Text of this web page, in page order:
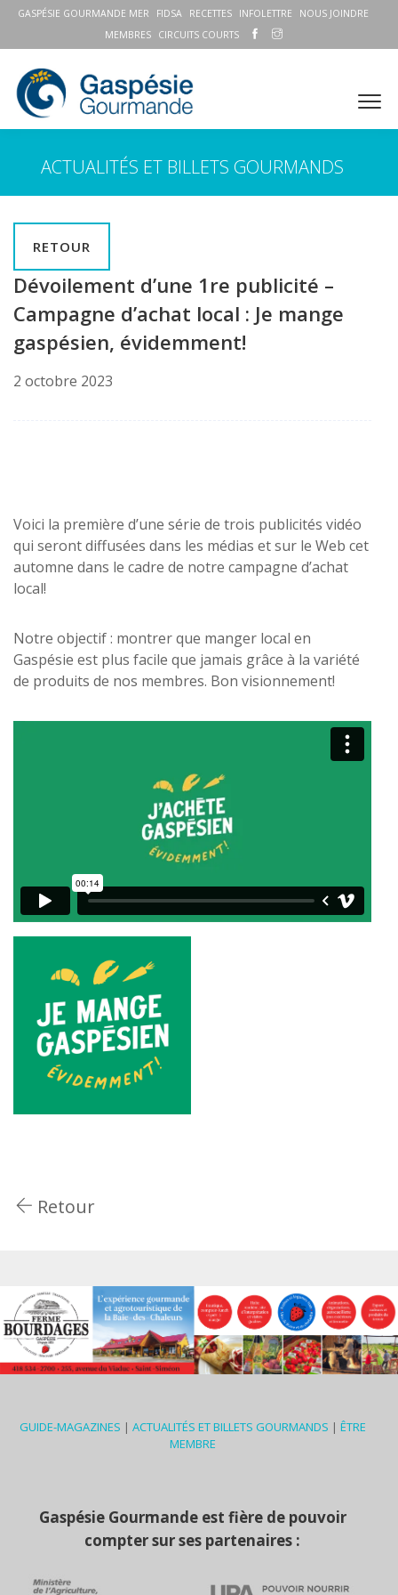
GASPÉSIE GOURMANDE MER FIDSA RECETTES INFOLETTRE
NOUS JOINDRE
MEMBRES
CIRCUITS COURTS
ACTUALITÉS ET BILLETS GOURMANDS
RETOUR
Dévoilement d’une 1re publicité –
Campagne d’achat local : Je mange
gaspésien, évidemment!
2 octobre 2023
Voici la première d’une série de trois publicités vidéo
qui seront diffusées dans les médias et sur le Web cet
automne dans le cadre de notre campagne d’achat
local!
Notre objectif : montrer que manger local en
Gaspésie est plus facile que jamais grâce à la variété
de produits de nos membres. Bon visionnement!
Retour
GUIDE-MAGAZINES | ACTUALITÉS ET BILLETS GOURMANDS | ÊTRE
MEMBRE
Gaspésie Gourmande est fière de pouvoir
compter sur ses partenaires :